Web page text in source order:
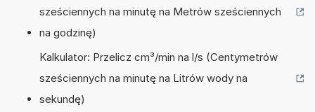
sześciennych na minutę na Metrów sześciennych
na godzinę)
Kalkulator: Przelicz cm³/min na l/s (Centymetrów
sześciennych na minutę na Litrów wody na
sekundę)